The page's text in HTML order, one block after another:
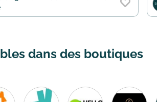
dans des boutiques